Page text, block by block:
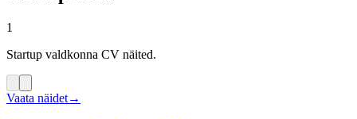
1
Startup valdkonna CV näited.
Vaata näidet→